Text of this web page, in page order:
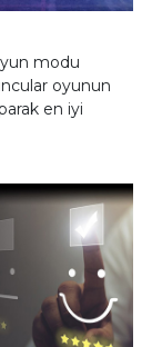
modu
oyunun
en iyi